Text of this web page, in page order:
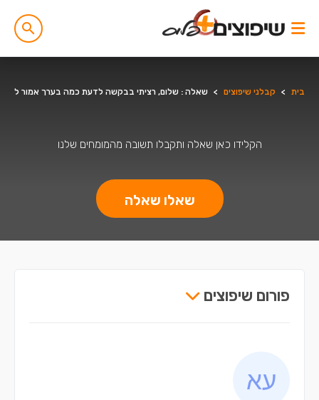
בית > קבלני שיפוצים > שאלה : שלום, רציתי בבקשה לדעת כמה בערך אמור
הקלידו כאן שאלה ותקבלו תשובה מהמומחים שלנו
שאלו שאלה
פורום שיפוצים